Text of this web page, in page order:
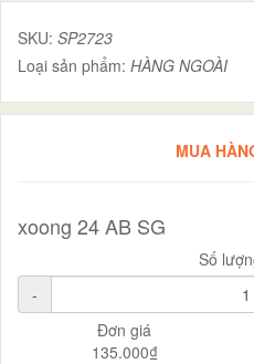
SKU: SP2723
Loại sản phẩm: HÀNG NGOÀI
MUA
xoong 24 AB SG
Số
-
Đơn giá
135.000₫